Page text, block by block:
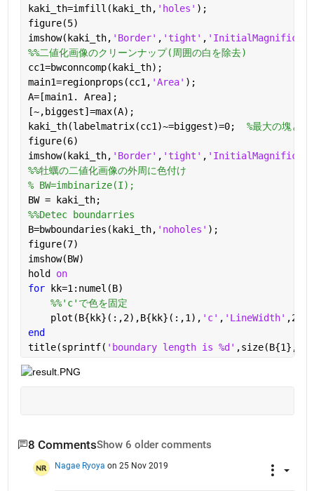
kaki_th=imfill(kaki_th, 'holes' );
figure(5)
imshow(kaki_th, 'Border' , 'tight' ,
%%二値化画像のクリーンナップ(周囲の白を除去)
cc1=bwconncomp(kaki_th);
main1=regionprops(cc1, 'Area' );
A=[main1. Area];
[~,biggest]=max(A);
kaki_th(labelmatrix(cc1)~=biggest)=0; %最大の塊と
figure(6)
imshow(kaki_th, 'Border' , 'tight' ,
%%牡蠣の二値化画像の外周に色付け
% BW=imbinarize(I);
BW = kaki_th;
%%Detec boundarries
B=bwboundaries(kaki_th, 'noholes' );
figure(7)
imshow(BW)
hold on
for kk=1:numel(B)
%%'c'で色を固定
    plot(B{kk}(:,2),B{kk}(:,1),
'c' , 'LineWidth' ,2)
end
title(sprintf( 'boundary length is %d'
8 CommentsShow 6 older comments
Nagae Ryoya on 25 Nov 2019